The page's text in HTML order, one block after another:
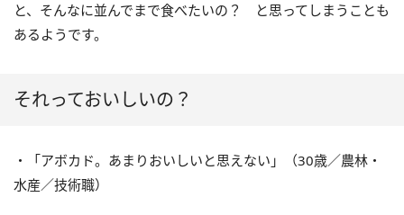
と、そんなに並んでまで食べたいの？ と思ってしまうことも
あるようです。
それっておいしいの？
・「アボカド。あまりおいしいと思えない」（30歳／農林・
水産／技術職）